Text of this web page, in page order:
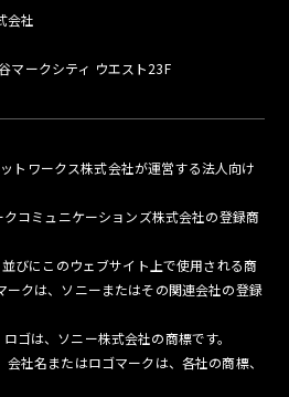
会社
マークシティ ウエスト23F
トワークス株式会社が運営する法人向け
クコミュニケーションズ株式会社の登録商
並びにこのウェブサイト上で使用される商
ークは、ソニーまたはその関連会社の登録
ロゴは、ソニー株式会社の商標です。
社名またはロゴマークは、各社の商標、